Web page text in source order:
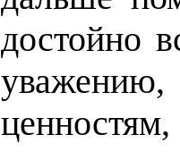
достойно